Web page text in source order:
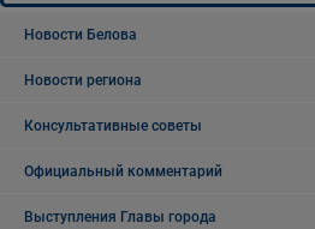
Новости Белова
Новости региона
Консультативные советы
Официальный комментарий
Выступления Главы города